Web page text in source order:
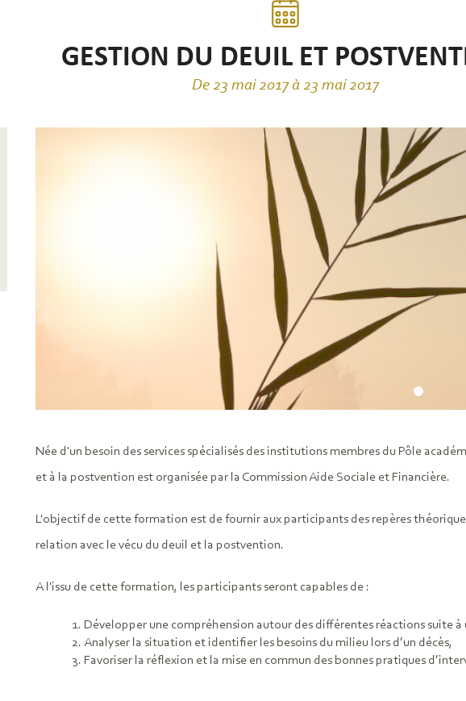
GESTION DU DEUIL ET
De 23 mai 2017 à 23 mai 2017
Née d'un besoin des services spécialisés des institutions membres du Pôle
et à la postvention est organisée par la Commission Aide Sociale et Financière.
L'objectif de cette formation est de fournir aux participants des repères
relation avec le vécu du deuil et la postvention.
A l'issu de cette formation, les participants seront capables de :
Développer une compréhension autour des différentes réactions suite à
Analyser la situation et identifier les besoins du milieu lors d’un décès,
Favoriser la réflexion et la mise en commun des bonnes pratiques